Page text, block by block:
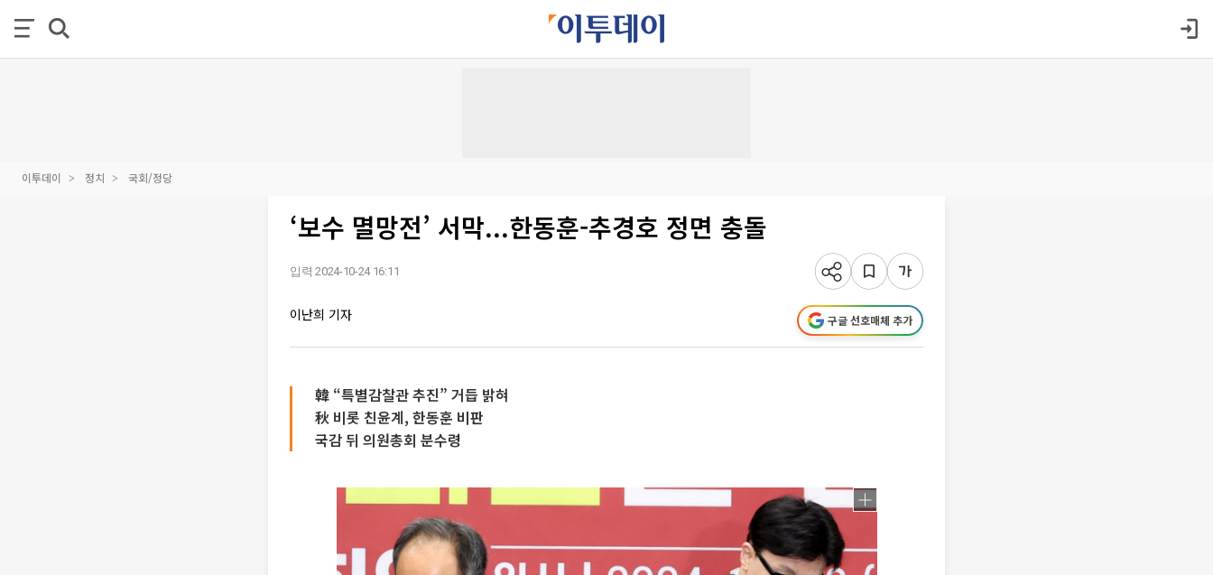
이투데이 정치 국회/정당
‘보수 멸망전’ 서막...한동훈-추경호 정면 충돌
입력 2024-10-24 16:11
이난희 기자 구글 선호매체 추가
韓 “특별감찰관 추진” 거듭 밝혀
秋 비롯 친윤계, 한동훈 비판
국감 뒤 의원총회 분수령